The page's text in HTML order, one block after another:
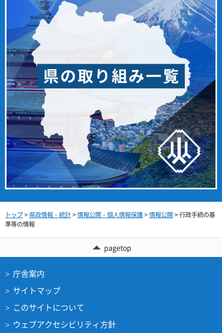
トップ> 県政情報・統計>情報公開・個人情報保護>情報公開> 行政手続の基
準等の情報
pagetop
庁舎案内
サイトマップ
このサイトについて
ウェブアクセシビリティ方針